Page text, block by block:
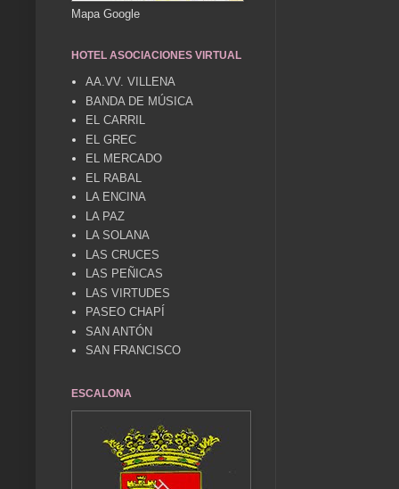
Mapa Google
HOTEL ASOCIACIONES VIRTUAL
AA.VV. VILLENA
BANDA DE MÚSICA
EL CARRIL
EL GREC
EL MERCADO
EL RABAL
LA ENCINA
LA PAZ
LA SOLANA
LAS CRUCES
LAS PEÑICAS
LAS VIRTUDES
PASEO CHAPÍ
SAN ANTÓN
SAN FRANCISCO
ESCALONA